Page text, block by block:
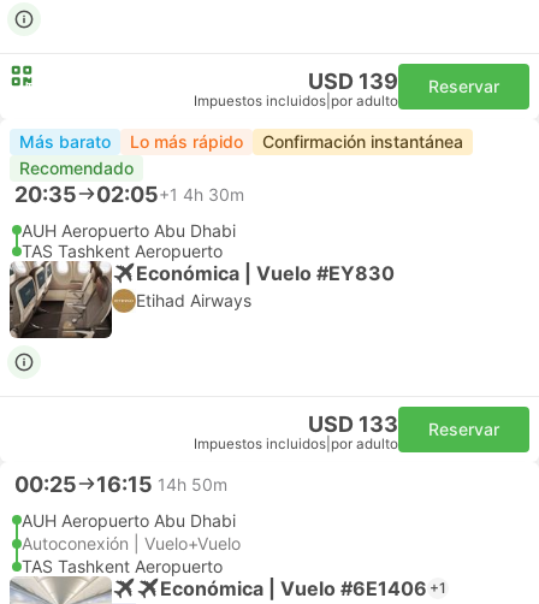
USD 139
Impuestos incluidos por adulto
Reservar
Más barato Lo más rápido
Confirmación instantánea
Recomendado
20:35 02:05+1 4h 30m
AUH Aeropuerto Abu Dhabi
TAS Tashkent Aeropuerto
Económica | Vuelo #EY830
Etihad Airways
USD 133
Impuestos incluidos por adulto
Reservar
00:25 16:15 14h 50m
AUH Aeropuerto Abu Dhabi
Autoconexión | Vuelo+Vuelo
TAS Tashkent Aeropuerto
Económica | Vuelo #6E1406 +1